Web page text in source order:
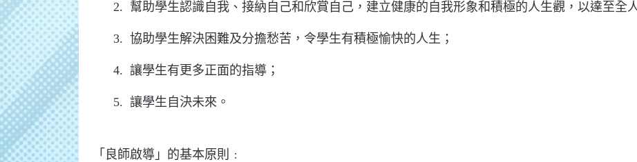
2. 幫助學生認識自我、接納自己和欣賞自己，建立健康的自我形象和積極的人生觀，以達至全
3. 協助學生解決困難及分擔愁苦，令學生有積極愉快的人生；
4. 讓學生有更多正面的指導；
5. 讓學生自決未來。
「良師啟導」的基本原則﹕